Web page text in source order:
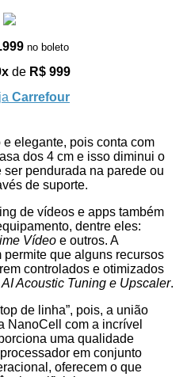
no boleto
de R$ 999
Carrefour
elegante, pois conta com
dos 4 cm e isso diminui o
pendurada na parede ou
de suporte.
de vídeos e apps também
dentre eles:
Vídeo e outros. A
que alguns recursos
controlados e otimizados
Acoustic Tuning e Upscaler.
de linha”, pois, a união
NanoCell com a incrível
uma qualidade
em conjunto
oferecem o que